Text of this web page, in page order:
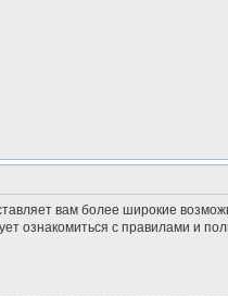
вам более широкие
ознакомиться с правилами и